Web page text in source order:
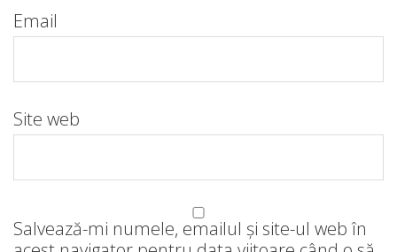
Email
Site web
Salvează-mi numele, emailul și site-ul web în